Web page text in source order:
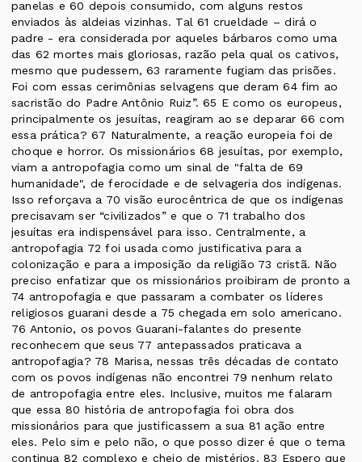
panelas e 60 depois consumido, com alguns restos
enviados às aldeias vizinhas. Tal 61 crueldade – dirá o
padre - era considerada por aqueles bárbaros como uma
das 62 mortes mais gloriosas, razão pela qual os cativos,
mesmo que pudessem, 63 raramente fugiam das prisões.
Foi com essas cerimônias selvagens que deram 64 fim ao
sacristão do Padre Antônio Ruiz”. 65 E como os europeus,
principalmente os jesuítas, reagiram ao se deparar 66 com
essa prática? 67 Naturalmente, a reação europeia foi de
choque e horror. Os missionários 68 jesuítas, por exemplo,
viam a antropofagia como um sinal de "falta de 69
humanidade", de ferocidade e de selvageria dos indígenas.
Isso reforçava a 70 visão eurocêntrica de que os indígenas
precisavam ser “civilizados” e que o 71 trabalho dos
jesuítas era indispensável para isso. Centralmente, a
antropofagia 72 foi usada como justificativa para a
colonização e para a imposição da religião 73 cristã. Não
preciso enfatizar que os missionários proibiram de pronto a
74 antropofagia e que passaram a combater os líderes
religiosos guarani desde a 75 chegada em solo americano.
76 Antonio, os povos Guarani-falantes do presente
reconhecem que seus 77 antepassados praticava a
antropofagia? 78 Marisa, nessas três décadas de contato
com os povos indígenas não encontrei 79 nenhum relato
de antropofagia entre eles. Inclusive, muitos me falaram
que essa 80 história de antropofagia foi obra dos
missionários para que justificassem a sua 81 ação entre
eles. Pelo sim e pelo não, o que posso dizer é que o tema
continua 82 complexo e cheio de mistérios. 83 Espero que